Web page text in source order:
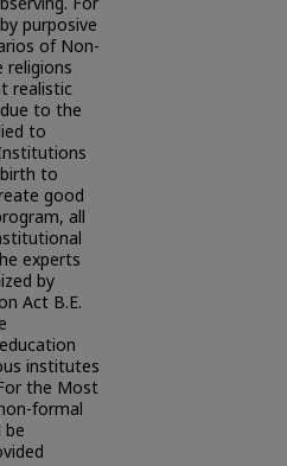
purposive
of Non-
realistic
to the
to
to
good
all
experts
by
Act B.E.
institutes
the Most
formal